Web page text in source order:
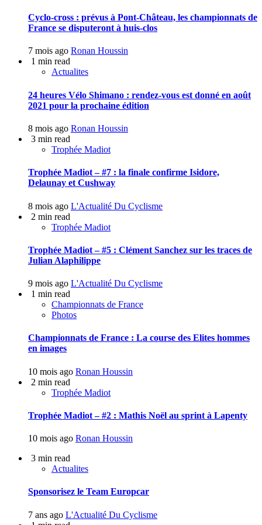
Cyclo-cross : prévus à Pont-Château, les championnats de
France se disputeront à huis-clos
7 mois ago Ronan Houssin
1 min read
Actualites
24 heures Vélo Shimano : rendez-vous est donné en août
2021 pour la prochaine édition
8 mois ago Ronan Houssin
3 min read
Trophée Madiot
Trophée Madiot – #7 : la finale confirme Isidore,
Delaunay et Cushway
8 mois ago L'Actualité Du Cyclisme
2 min read
Trophée Madiot
Trophée Madiot – #5 : Clément Sanchez sur les traces de
Julian Alaphilippe
9 mois ago L'Actualité Du Cyclisme
1 min read
Championnats de France
Photos
Championnats de France : La course des Elites hommes
en images
10 mois ago Ronan Houssin
2 min read
Trophée Madiot
Trophée Madiot – #2 : Mathis Noël au sprint à Lapenty
10 mois ago Ronan Houssin
3 min read
Actualites
Sponsorisez le Team Europcar
7 ans ago L'Actualité Du Cyclisme